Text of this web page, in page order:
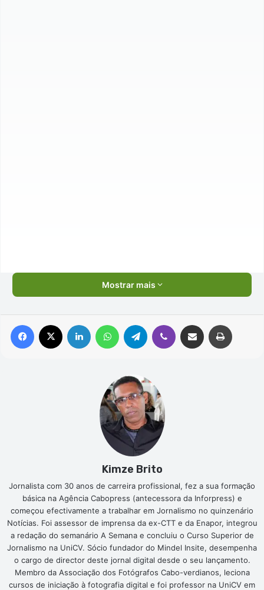
Mostrar mais
Facebook Linkedin WhatsAppTelegram Viber Compartilhar via e-mail
Kimze Brito
Jornalista com 30 anos de carreira profissional, fez a sua formação
básica na Agência Cabopress (antecessora da Inforpress) e
começou efectivamente a trabalhar em Jornalismo no quinzenário
Notícias. Foi assessor de imprensa da ex-CTT e da Enapor, integrou
a redação do semanário A Semana e concluiu o Curso Superior de
Jornalismo na UniCV. Sócio fundador do Mindel Insite, desempenha
o cargo de director deste jornal digital desde o seu lançamento.
Membro da Associação dos Fotógrafos Cabo-verdianos, leciona
cursos de iniciação à fotografia digital e foi professor na UniCV em